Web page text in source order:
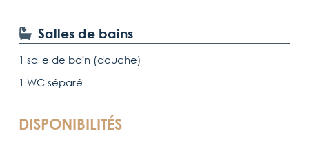
Salles de bains
1 salle de bain (douche)
1 WC séparé
DISPONIBILITÉS